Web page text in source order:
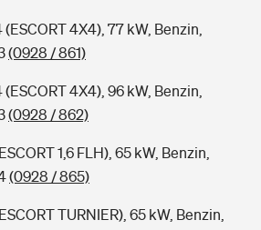
4X4), 77 kW, Benzin,
(0928 / 861)
4X4), 96 kW, Benzin,
(0928 / 862)
1,6 FLH), 65 kW, Benzin,
(0928 / 865)
TURNIER), 65 kW, Benzin,